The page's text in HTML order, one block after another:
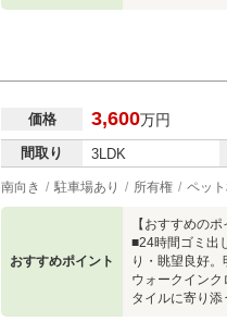
価格 3,600万円
間取り 3LDK
南向き 駐車場あり 所有権 ペッ
おすすめポイント
【おすすめの
■24時間ゴミ出
り・眺望良好
ウォークイン
タイルに寄り添